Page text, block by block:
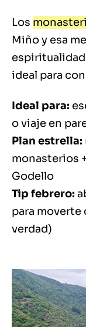
Los
Miño y esa
espiritualidad
ideal para
Ideal para:
o viaje en
Plan estrella:
monasterios
Godello
Tip febrero:
para
verdad)